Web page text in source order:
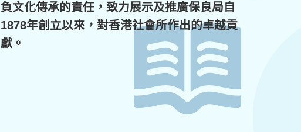
負文化傳承的責任，致力展示及推廣保良局自
1878年創立以來，對香港社會所作出的卓越貢
獻。